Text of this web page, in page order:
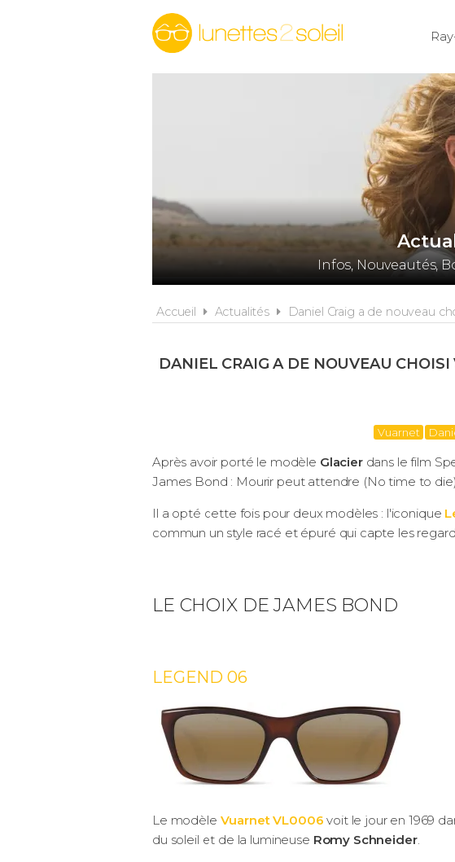
Infos, Nouveautés,
Accueil Actualités Daniel Craig a de nouveau
DANIEL CRAIG A DE NOUVEAU
Vuarnet
Après avoir porté le modèle Glacier dans le film
James Bond : Mourir peut attendre (No time to
Il a opté cette fois pour deux modèles : l'iconique
commun un style racé et épuré qui capte les
LE CHOIX DE JAMES BOND
LEGEND 06
Le modèle Vuarnet VL0006 voit le jour en 1969
du soleil et de la lumineuse Romy Schneider.